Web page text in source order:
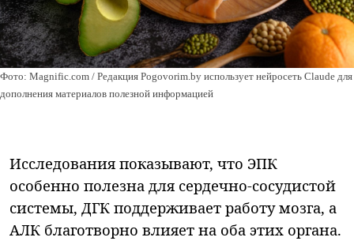
Фото: Magnific.com / Редакция Pogovorim.by использует нейросеть Claude для
дополнения материалов полезной информацией
Исследования показывают, что ЭПК
особенно полезна для сердечно-сосудистой
системы, ДГК поддерживает работу мозга, а
АЛК благотворно влияет на оба этих органа.